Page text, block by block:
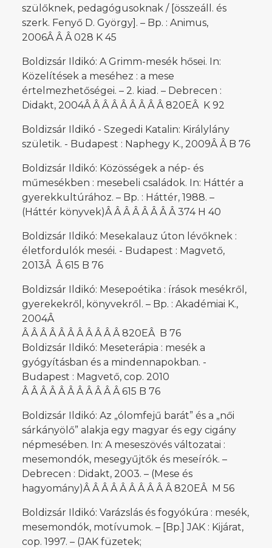
szülőknek, pedagógusoknak / [összeáll. és
szerk. Fenyő D. György]. – Bp. : Animus,
2006Â Â Â 028 K 45
Boldizsár Ildikó: A Grimm-mesék hősei. In:
Közelítések a meséhez : a mese
értelmezhetőségei. – 2. kiad. – Debrecen :
Didakt, 2004Â Â Â Â Â Â Â Â Â 820EÂ K 92
Boldizsár Ildikó - Szegedi Katalin: Királylány
születik. - Budapest : Naphegy K., 2009Â Â B 76
Boldizsár Ildikó: Közösségek a nép- és
műmesékben : mesebeli családok. In: Háttér a
gyerekkultúrához. – Bp. : Háttér, 1988. –
(Háttér könyvek)Â Â Â Â Â Â Â Â 374 H 40
Boldizsár Ildikó: Mesekalauz úton lévőknek :
életfordulók meséi. - Budapest : Magvető,
2013Â Â 615 B 76
Boldizsár Ildikó: Mesepoétika : írások mesékről,
gyerekekről, könyvekről. – Bp. : Akadémiai K.,
2004Â
Â Â Â Â Â Â Â Â Â Â Â 820EÂ B 76
Boldizsár Ildikó: Meseterápia : mesék a
gyógyításban és a mindennapokban. -
Budapest : Magvető, cop. 2010
Â Â Â Â Â Â Â Â Â Â Â 615 B 76
Boldizsár Ildikó: Az „ólomfejű barát” és a „női
sárkányölő” alakja egy magyar és egy cigány
népmesében. In: A meseszövés változatai :
mesemondók, mesegyűjtők és meseírók. –
Debrecen : Didakt, 2003. – (Mese és
hagyomány)Â Â Â Â Â Â Â Â Â Â 820EÂ M 56
Boldizsár Ildikó: Varázslás és fogyókúra : mesék,
mesemondók, motívumok. – [Bp.] JAK : Kijárat,
cop. 1997. – (JAK füzetek;